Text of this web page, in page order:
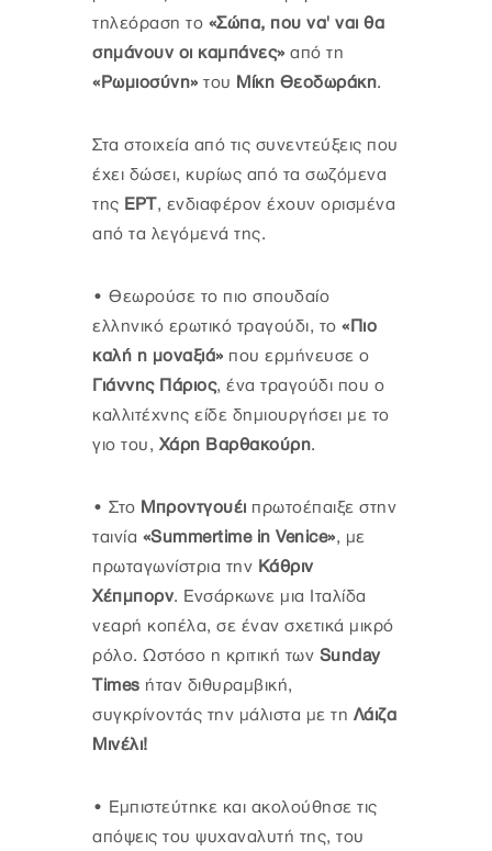
τηλεόραση το «Σώπα, που να' ναι θα
σημάνουν οι καμπάνες» από τη
«Ρωμιοσύνη» του Μίκη Θεοδωράκη.
Στα στοιχεία από τις συνεντεύξεις που
έχει δώσει, κυρίως από τα σωζόμενα
της ΕΡΤ, ενδιαφέρον έχουν ορισμένα
από τα λεγόμενά της.
• Θεωρούσε το πιο σπουδαίο
ελληνικό ερωτικό τραγούδι, το «Πιο
καλή η μοναξιά» που ερμήνευσε ο
Γιάννης Πάριος, ένα τραγούδι που ο
καλλιτέχνης είδε δημιουργήσει με το
γιο του, Χάρη Βαρθακούρη.
• Στο Μπροντγουέι πρωτοέπαιξε στην
ταινία «Summertime in Venice», με
πρωταγωνίστρια την Κάθριν
Χέπμπορν. Ενσάρκωνε μια Ιταλίδα
νεαρή κοπέλα, σε έναν σχετικά μικρό
ρόλο. Ωστόσο η κριτική των Sunday
Times ήταν διθυραμβική,
συγκρίνοντάς την μάλιστα με τη Λάιζα
Μινέλι!
• Εμπιστεύτηκε και ακολούθησε τις
απόψεις του ψυχαναλυτή της, του